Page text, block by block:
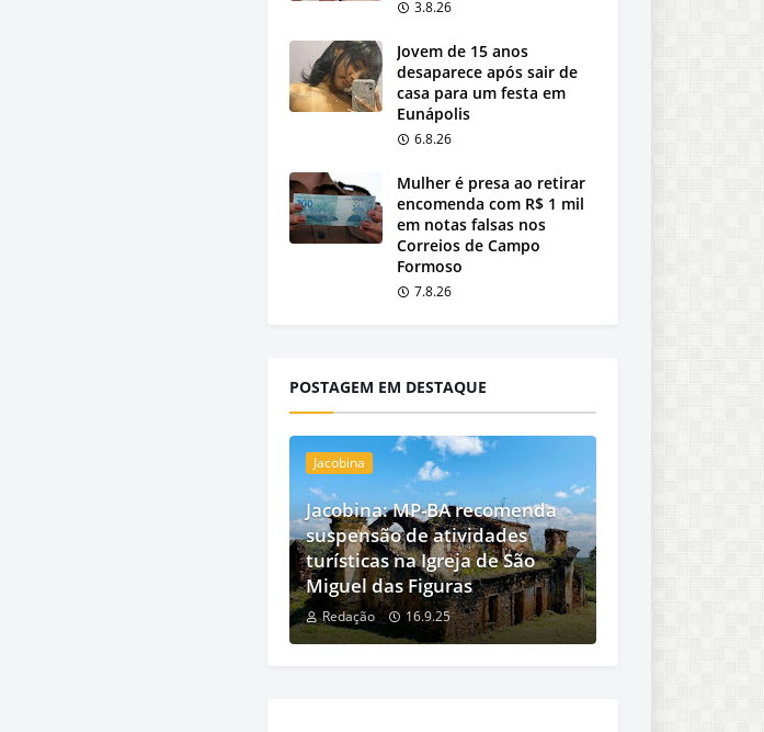
3.8.26
Jovem de 15 anos
desaparece após sair de
casa para um festa em
Eunápolis
6.8.26
Mulher é presa ao retirar
encomenda com R$ 1 mil
em notas falsas nos
Correios de Campo
Formoso
7.8.26
POSTAGEM EM DESTAQUE
Jacobina
Jacobina: MP-BA recomenda
suspensão de atividades
turísticas na Igreja de São
Miguel das Figuras
Redação 16.9.25